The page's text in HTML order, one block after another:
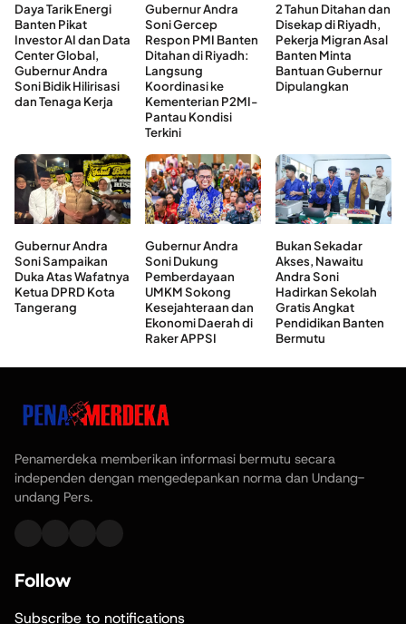
Daya Tarik Energi
Banten Pikat
Investor AI dan Data
Center Global,
Gubernur Andra
Soni Bidik Hilirisasi
dan Tenaga Kerja
Gubernur Andra
Soni Gercep
Respon PMI Banten
Ditahan di Riyadh:
Langsung
Koordinasi ke
Kementerian P2MI-
Pantau Kondisi
Terkini
2 Tahun Ditahan dan
Disekap di Riyadh,
Pekerja Migran Asal
Banten Minta
Bantuan Gubernur
Dipulangkan
Gubernur Andra
Soni Sampaikan
Duka Atas Wafatnya
Ketua DPRD Kota
Tangerang
Gubernur Andra
Soni Dukung
Pemberdayaan
UMKM Sokong
Kesejahteraan dan
Ekonomi Daerah di
Raker APPSI
Bukan Sekadar
Akses, Nawaitu
Andra Soni
Hadirkan Sekolah
Gratis Angkat
Pendidikan Banten
Bermutu
Penamerdeka memberikan informasi bermutu secara
independen dengan mengedepankan norma dan Undang-
undang Pers.
Follow
Subscribe to notifications